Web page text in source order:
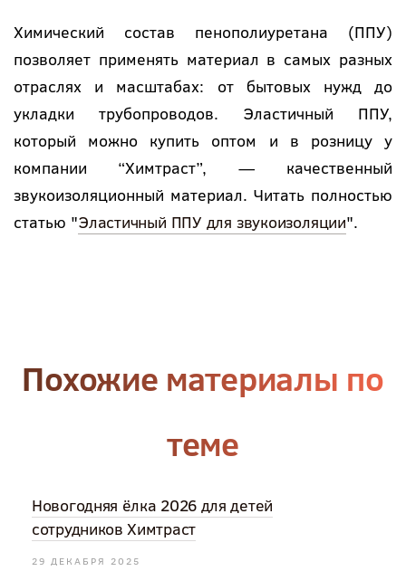
Химический состав пенополиуретана (ППУ)
позволяет применять материал в самых разных
отраслях и масштабах: от бытовых нужд до
укладки трубопроводов. Эластичный ППУ,
который можно купить оптом и в розницу у
компании “Химтраст”, — качественный
звукоизоляционный материал. Читать полностью
статью "Эластичный ППУ для звукоизоляции".
Похожие материалы по
теме
Новогодняя ёлка 2026 для детей
сотрудников Химтраст
29 ДЕКАБРЯ 2025